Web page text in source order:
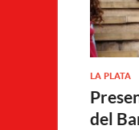
LA PLATA
del